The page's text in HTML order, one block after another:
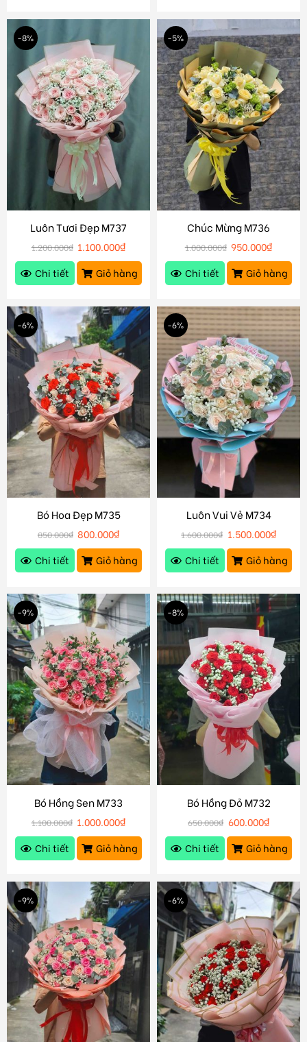
-8%
Luôn Tươi Đẹp M737
1.200.000₫ 1.100.000₫
Chi tiết
Giỏ hàng
-5%
Chúc Mừng M736
1.000.000₫ 950.000₫
Chi tiết
Giỏ hàng
-6%
Bó Hoa Đẹp M735
850.000₫ 800.000₫
Chi tiết
Giỏ hàng
-6%
Luôn Vui Vẻ M734
1.600.000₫ 1.500.000₫
Chi tiết
Giỏ hàng
-9%
Bó Hồng Sen M733
1.100.000₫ 1.000.000₫
Chi tiết
Giỏ hàng
-8%
Bó Hồng Đỏ M732
650.000₫ 600.000₫
Chi tiết
Giỏ hàng
-9% -6%